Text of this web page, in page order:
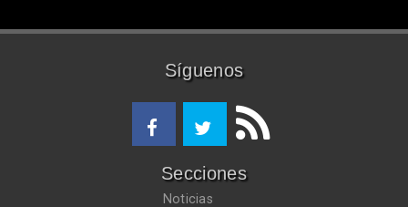
Síguenos
Secciones
Noticias